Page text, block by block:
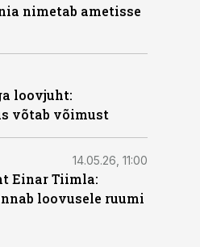
nimetab ametisse
loovjuht:
võtab võimust
14.05.26, 11:00
Einar Tiimla:
loovusele ruumi